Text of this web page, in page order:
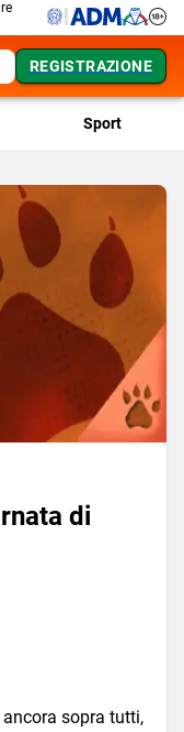
REGISTRAZIONE
Sport
di
sopra tutti,